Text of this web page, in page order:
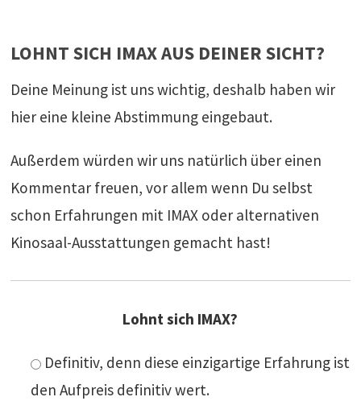
LOHNT SICH IMAX AUS DEINER SICHT?
Deine Meinung ist uns wichtig, deshalb haben wir
hier eine kleine Abstimmung eingebaut.
Außerdem würden wir uns natürlich über einen
Kommentar freuen, vor allem wenn Du selbst
schon Erfahrungen mit IMAX oder alternativen
Kinosaal-Ausstattungen gemacht hast!
Lohnt sich IMAX?
Definitiv, denn diese einzigartige Erfahrung ist
den Aufpreis definitiv wert.